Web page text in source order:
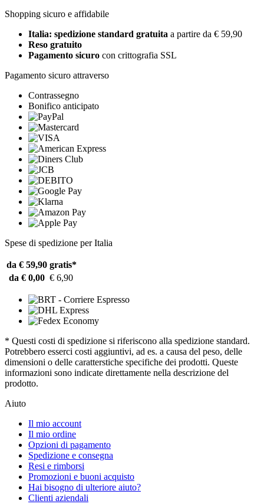
Shopping sicuro e affidabile
Italia: spedizione standard gratuita a partire da € 59,90
Reso gratuito
Pagamento sicuro con crittografia SSL
Pagamento sicuro attraverso
Contrassegno
Bonifico anticipato
Spese di spedizione per Italia
da € 59,90 gratis*
da € 0,00 € 6,90
* Questi costi di spedizione si riferiscono alla spedizione standard.
Potrebbero esserci costi aggiuntivi, ad es. a causa del peso, delle
dimensioni o delle caratterstiche specifiche dei prodotti. Queste
informazioni sono indicate direttamente nella descrizione del
prodotto.
Aiuto
Il mio account
Il mio ordine
Opzioni di pagamento
Spedizione e consegna
Resi e rimborsi
Promozioni e buoni acquisto
Hai bisogno di ulteriore aiuto?
Clienti aziendali